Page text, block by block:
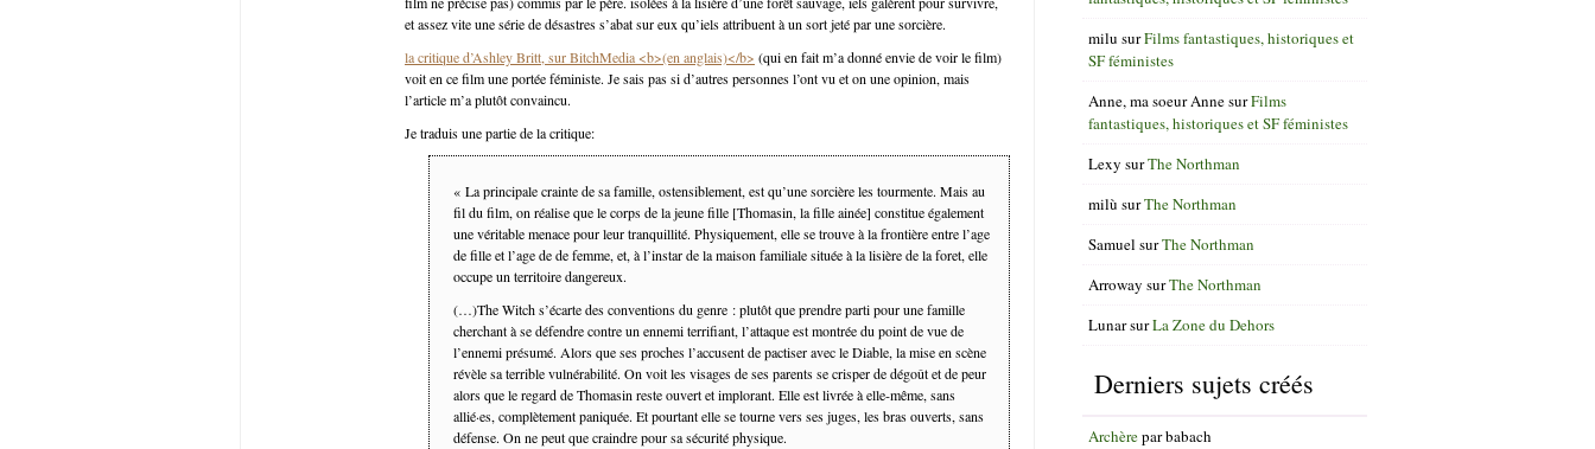
et assez vite une série de désastres s’abat sur eux qu’iels attribuent à un sort jeté par une sorcière.
la critique d’Ashley Britt, sur BitchMedia <b>(en anglais)</b> (qui en fait m’a donné envie de voir le film)
voit en ce film une portée féministe. Je sais pas si d’autres personnes l’ont vu et on une opinion, mais
l’article m’a plutôt convaincu.
Je traduis une partie de la critique:
« La principale crainte de sa famille, ostensiblement, est qu’une sorcière les tourmente. Mais au
fil du film, on réalise que le corps de la jeune fille [Thomasin, la fille ainée] constitue également
une véritable menace pour leur tranquillité. Physiquement, elle se trouve à la frontière entre l’age
de fille et l’age de de femme, et, à l’instar de la maison familiale située à la lisière de la foret, elle
occupe un territoire dangereux.
(…)The Witch s’écarte des conventions du genre : plutôt que prendre parti pour une famille
cherchant à se défendre contre un ennemi terrifiant, l’attaque est montrée du point de vue de
l’ennemi présumé. Alors que ses proches l’accusent de pactiser avec le Diable, la mise en scène
révèle sa terrible vulnérabilité. On voit les visages de ses parents se crisper de dégoût et de peur
alors que le regard de Thomasin reste ouvert et implorant. Elle est livrée à elle-même, sans
allié·es, complètement paniquée. Et pourtant elle se tourne vers ses juges, les bras ouverts, sans
défense. On ne peut que craindre pour sa sécurité physique.
milu surFilms fantastiques, historiques et
SF féministes
Anne, ma soeur AnnesurFilms
fantastiques, historiques et SF féministes
Lexy surThe Northman
milù surThe Northman
Samuel surThe Northman
Arroway surThe Northman
LunarsurLa Zone du Dehors
Derniers sujets créés
Archèreparbabach